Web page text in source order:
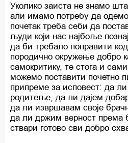
Уколико заиста не знамо
али имамо потребу да
почетак треба себи да
људи који нас најбоље
да би требало поправити
породично окружење добро
самокритику, те стога и
можемо поставити почетно
припреме за исповест: да ли
родитеље, да ли дајем
да ли извршавам своје
да ли држим верност према
ствари готово сви добро